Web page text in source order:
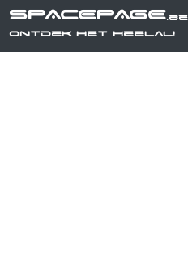
SPACEPAGE.be
Ontdek het heelal!